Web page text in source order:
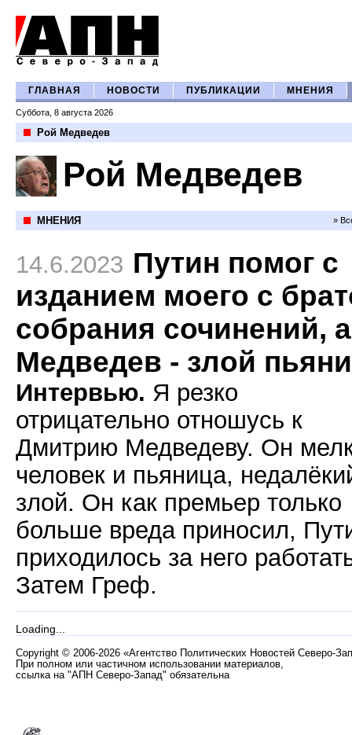
ГЛАВНАЯ НОВОСТИ ПУБЛИКАЦИИ МНЕНИЯ
Суббота, 8 августа 2026
Рой Медведев
Рой Медведев
МНЕНИЯ »
14.6.2023 Путин помог с
изданием моего с
собрания сочинений, а
Медведев - злой
Интервью. Я резко
отрицательно отношусь к
Дмитрию Медведеву. Он
человек и пьяница,
злой. Он как премьер только
больше вреда приносил,
приходилось за него
Затем Греф.
Loading...
Copyright © 2006-2026 «Агентство Политических Новостей Северо-
При полном или частичном использовании материалов,
ссылка на "АПН Северо-Запад" обязательна